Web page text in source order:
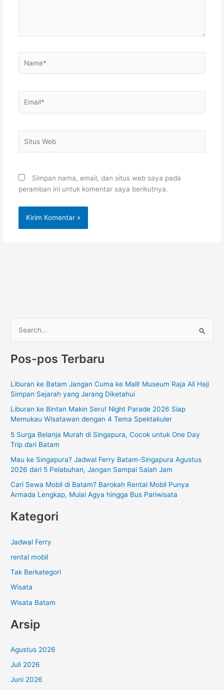
Web
Simpan nama, email, dan situs web saya pada
peramban ini untuk komentar saya berikutnya.
r
u
n
t
Pos-pos Terbaru
Liburan ke Batam Jangan Cuma ke Mall! Museum Raja Ali Haji
Simpan Sejarah yang Jarang Diketahui
Liburan ke Bintan Makin Seru! Night Parade 2026 Siap
Memukau Wisatawan dengan 4 Tema Spektakuler
5 Surga Belanja Murah di Singapura, Cocok untuk One Day
Trip dari Batam
Mau ke Singapura? Jadwal Ferry Batam-Singapura Agustus
2026 dari 5 Pelabuhan, Jangan Sampai Salah Jam
Cari Sewa Mobil di Batam? Barokah Rental Mobil Punya
Armada Lengkap, Mulai Agya hingga Bus Pariwisata
Kategori
Jadwal Ferry
rental mobil
Tak Berkategori
Wisata
Wisata Batam
Arsip
Agustus 2026
Juli 2026
Juni 2026